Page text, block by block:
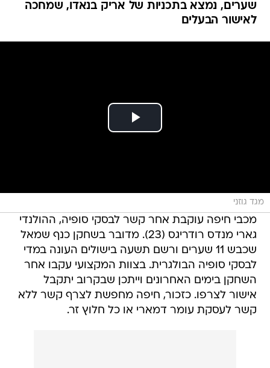
שערים, נמצא בתכניות של אריק בנאדו, שמחכה
לאישור הבעלים
מגד גוזני
מכבי חיפה עוקבת אחר קשר לבסקי סופיה, ההולנדי
גארי מנדס רודריגס (23). מדובר בשחקן כנף שמאל
שכבש 11 שערים ורשם תשעה בישולים העונה במדי
לבסקי סופיה הבולגרית. בצוות המקצועי עקבו אחר
השחקן בימים האחרונים וייתכן שבקרוב יתקבל
אישור לצרפו. כזכור, חיפה מחפשת לצרף קשר ללא
קשר לעסקת עומר דמארי או כל חלוץ זר.